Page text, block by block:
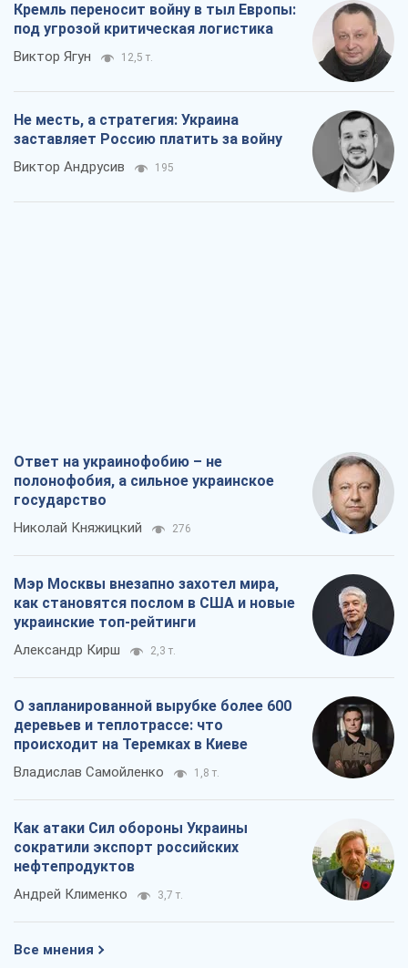
Кремль переносит войну в тыл Европы:
под угрозой критическая логистика
Виктор Ягун 12,5 т.
Не месть, а стратегия: Украина
заставляет Россию платить за войну
Виктор Андрусив 195
Ответ на украинофобию – не
полонофобия, а сильное украинское
государство
Николай Княжицкий 276
Мэр Москвы внезапно захотел мира,
как становятся послом в США и новые
украинские топ-рейтинги
Александр Кирш 2,3 т.
О запланированной вырубке более 600
деревьев и теплотрассе: что
происходит на Теремках в Киеве
Владислав Самойленко 1,8 т.
Как атаки Сил обороны Украины
сократили экспорт российских
нефтепродуктов
Андрей Клименко 3,7 т.
Все мнения